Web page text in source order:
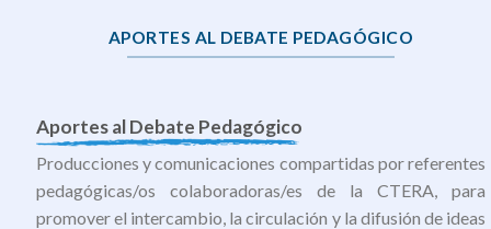
APORTES AL DEBATE PEDAGÓGICO
Aportes al Debate Pedagógico
Producciones y comunicaciones compartidas por referentes
pedagógicas/os colaboradoras/es de la CTERA, para
promover el intercambio, la circulación y la difusión de ideas